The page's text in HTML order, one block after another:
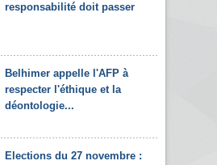
responsabilité doit passer
Belhimer appelle l'AFP à
respecter l'éthique et la
déontologie...
Elections du 27 novembre :